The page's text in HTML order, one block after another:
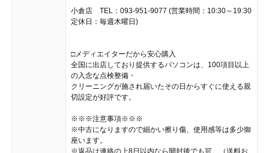
小倉店 TEL：093-951-9077 (営業時間：10:30～19:30
定休日：毎週木曜日)
□メディエイターだから安心購入
全国に出店しており提供するパソコンは、100項目以上
の入念な点検整備・
クリーニングが施され届いたその日からすぐに使える親
切設定が好評です。
※※※注意事項※※※
※中古になりますので細かい擦り傷、使用感等は多少御
座います。